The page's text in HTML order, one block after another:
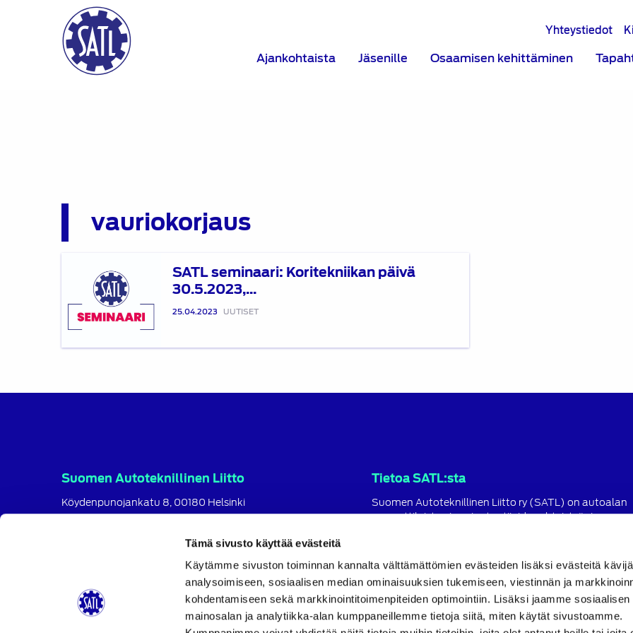
Tämä sivusto käyttää evästeitä
Käytämme sivuston toiminnan kannalta välttämättömien evästeiden lisäksi evästeitä
analysoimiseen, sosiaalisen median ominaisuuksien tukemiseen, viestinnän ja
kohdentamiseen sekä markkinointitoimenpiteiden optimointiin. Lisäksi jaamme sosiaalisen
mainosalan ja analytiikka-alan kumppaneillemme tietoja siitä, miten käytät sivustoamme.
Yhteystiedot
Ajankohtaista Jäsenille Osaamisen kehittäminen
vauriokorjaus
SATL seminaari: Koritekniikan päivä
30.5.2023,...
25.04.2023 UUTISET
seminaari:
Koritekniikan
päivä
30.5.2023,
hybriditoteutus
Suomen Autoteknillinen Liitto
Köydenpunojankatu 8, 00180 Helsinki
SATL
SATL
Tietoa SATL:sta
Suomen Autoteknillinen Liitto ry (SATL) on autoalan
ammattilaisten ja asiantuntijoiden yhteistyö- ja
tavoitteena on ylläpitää ja kehittää koko autoalan
ja ammattitaitoa.
Lue lisää